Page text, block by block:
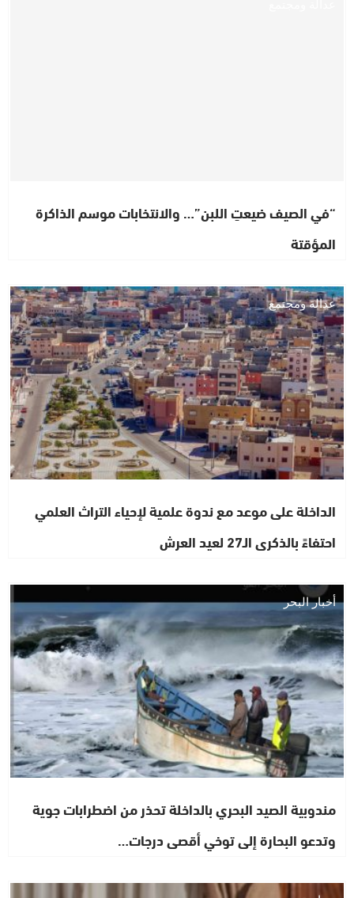
“في الصيف ضيعتِ اللبن”… والانتخابات موسم الذاكرة
المؤقتة
عدالة ومجتمع
الداخلة على موعد مع ندوة علمية لإحياء التراث العلمي
احتفاءً بالذكرى الـ27 لعيد العرش
أخبار البحر
مندوبية الصيد البحري بالداخلة تحذر من اضطرابات جوية
وتدعو البحارة إلى توخي أقصى درجات…